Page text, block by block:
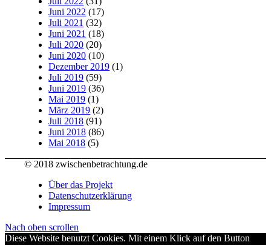
Juni 2022 (17)
Juli 2021 (32)
Juni 2021 (18)
Juli 2020 (20)
Juni 2020 (10)
Dezember 2019 (1)
Juli 2019 (59)
Juni 2019 (36)
Mai 2019 (1)
März 2019 (2)
Juli 2018 (91)
Juni 2018 (86)
Mai 2018 (5)
© 2018 zwischenbetrachtung.de
Über das Projekt
Datenschutzerklärung
Impressum
Nach oben scrollen
Diese Website benutzt Cookies. Mit einem Klick auf den Button